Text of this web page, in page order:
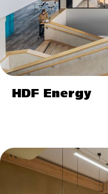
HDF Energy